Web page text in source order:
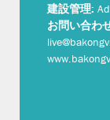
建設管理:
お問い合わ